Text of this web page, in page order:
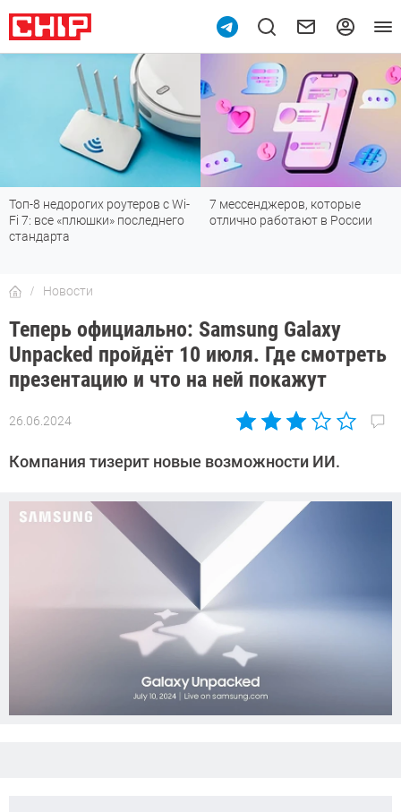
Топ-8 недорогих роутеров с Wi-
Fi 7: все «плюшки» последнего
стандарта
7 мессенджеров, которые
отлично работают в России
Новости
Теперь официально: Samsung Galaxy
Unpacked пройдёт 10 июля. Где смотреть
презентацию и что на ней покажут
26.06.2024
Автор:
Довлатова
Компания тизерит новые возможности ИИ.